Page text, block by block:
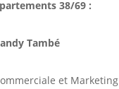
38/69 :
També
et Marketing